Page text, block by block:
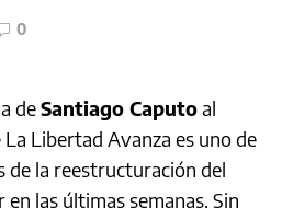
0
deSantiago Caputoal
Libertad Avanza es uno de
de la reestructuración del
las últimas semanas. Sin